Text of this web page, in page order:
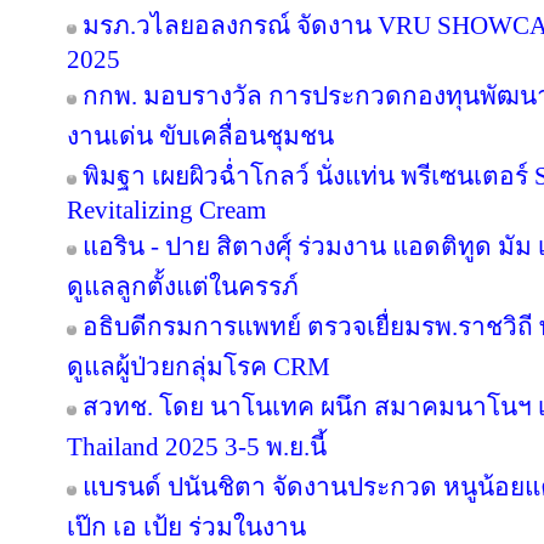
มรภ.วไลยอลงกรณ์ จัดงาน VRU
2025
กกพ. มอบรางวัล การประกวดกองทุนพัฒน
งานเด่น ขับเคลื่อนชุมชน
พิมฐา เผยผิวฉ่ำโกลว์ นั่งแท่น พรีเซนเตอร์
Revitalizing Cream
แอริน - ปาย สิตางศุ์ ร่วมงาน แอดติทูด มัม
ดูแลลูกตั้งแต่ในครรภ์
อธิบดีกรมการแพทย์ ตรวจเยื่ยมรพ.ราชวิ
ดูแลผู้ป่วยกลุ่มโรค CRM
สวทช. โดย นาโนเทค ผนึก สมาคมนาโนฯ
Thailand 2025 3-5 พ.ย.นี้
แบรนด์ ปนันชิตา จัดงานประกวด หนูน้อยแ
เป๊ก เอ เป้ย ร่วมในงาน